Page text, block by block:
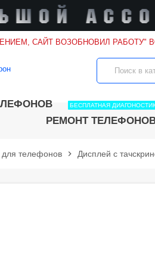
САЙТ ВОЗОБНОВИЛ РАБОТУ"
РЕМОНТ
БЕСПЛАТНАЯ
для телефонов chevron_right Дисплей с